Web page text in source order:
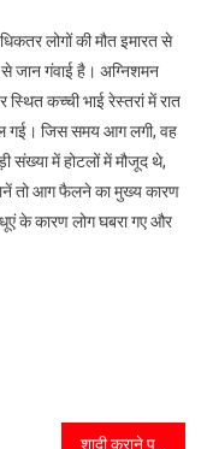
लोगों की मौत इमारत से
जान गंवाई है। अग्निशमन
कच्ची भाई रेस्तरां में रात
गई। जिस समय आग लगी, वह
संख्या में होटलों में मौजूद थे,
तो आग फैलने का मुख्य कारण
के कारण लोग घबरा गए और